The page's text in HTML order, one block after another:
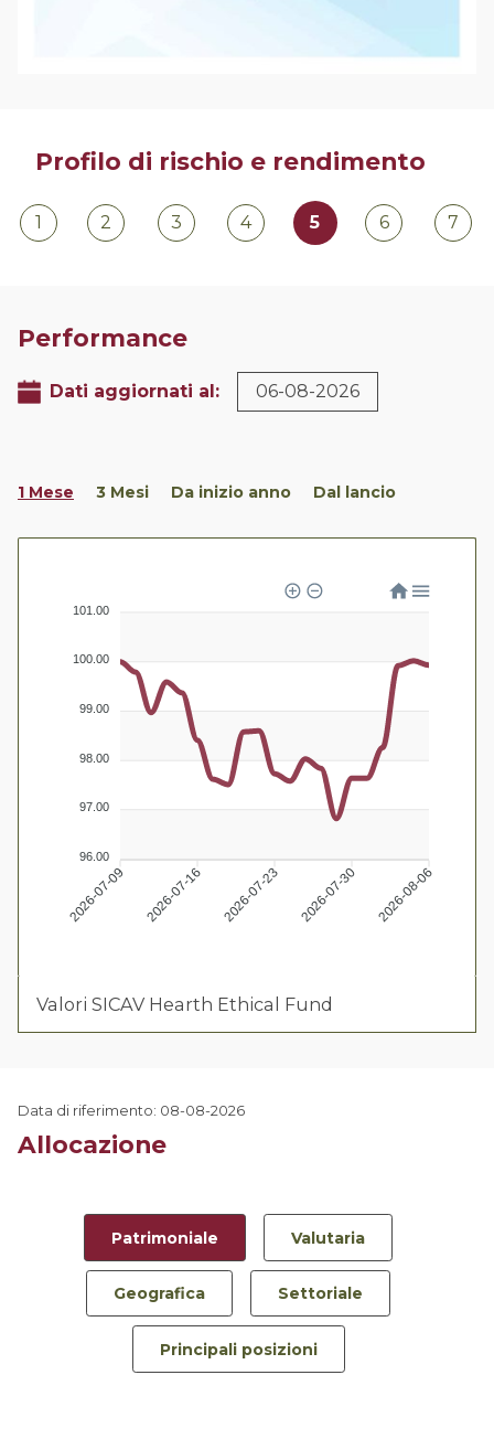
Profilo di rischio e rendimento
1 2 3 4 5 6 7
Performance
Dati aggiornati al: 06-08-2026
1 Mese 3 Mesi Da inizio anno Dal lancio
2026-07-09 2026-07-16 2026-07-23 2026-07-30 2026-08-06
101.00
100.00
99.00
98.00
97.00
96.00
Valori SICAV Hearth Ethical Fund
Data di riferimento: 08-08-2026
Allocazione
Patrimoniale Valutaria
Geografica Settoriale
Principali posizioni